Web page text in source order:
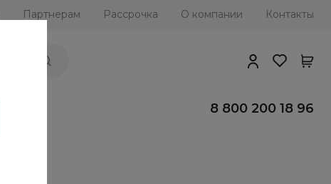
Партнерам Рассрочка О компании Контакты
8 800 200 18 96